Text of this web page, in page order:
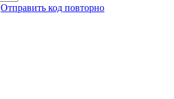
Отправить код повторно